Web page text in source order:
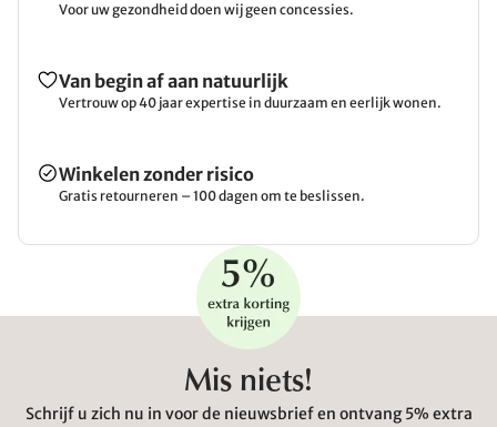
Voor uw gezondheid doen wij geen concessies.
Van begin af aan natuurlijk
Vertrouw op 40 jaar expertise in duurzaam en eerlijk wonen.
Winkelen zonder risico
Gratis retourneren – 100 dagen om te beslissen.
Mis niets!
Schrijf u zich nu in voor de nieuwsbrief en ontvang 5% extra